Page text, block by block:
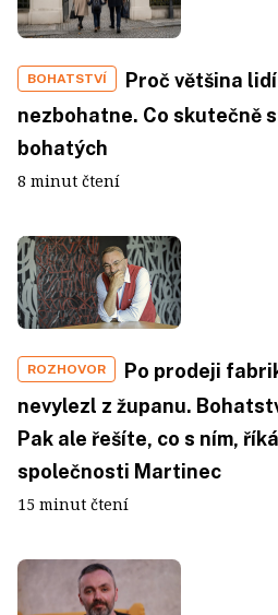
BOHATSTVÍ
Proč většina
nezbohatne. Co skutečně
bohatých
8 minut čtení
ROZHOVOR
Po prodeji
nevylezl z županu.
Pak ale řešíte, co s ním,
společnosti Martinec
15 minut čtení